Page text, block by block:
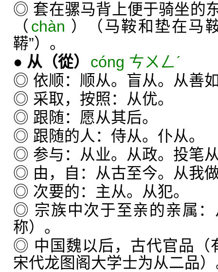
◎ 套在骡马背上便于骑坐的
（ chàn ）（马鞍和垫在马
鞯”）。
● 从 （從）
cóng ㄘㄨㄥˊ
◎ 依顺：顺从。盲从。从善
◎ 采取，按照：从优。
◎ 跟随：愿从其后。
◎ 跟随的人：侍从。仆从。
◎ 参与：从业。从政。投笔
◎ 由，自：从古至今。从我
◎ 次要的：主从。从犯。
◎ 宗族中次于至亲的亲属
称）。
◎ 中国魏以后，古代官品（
宋代龙图阁大学士为从二品